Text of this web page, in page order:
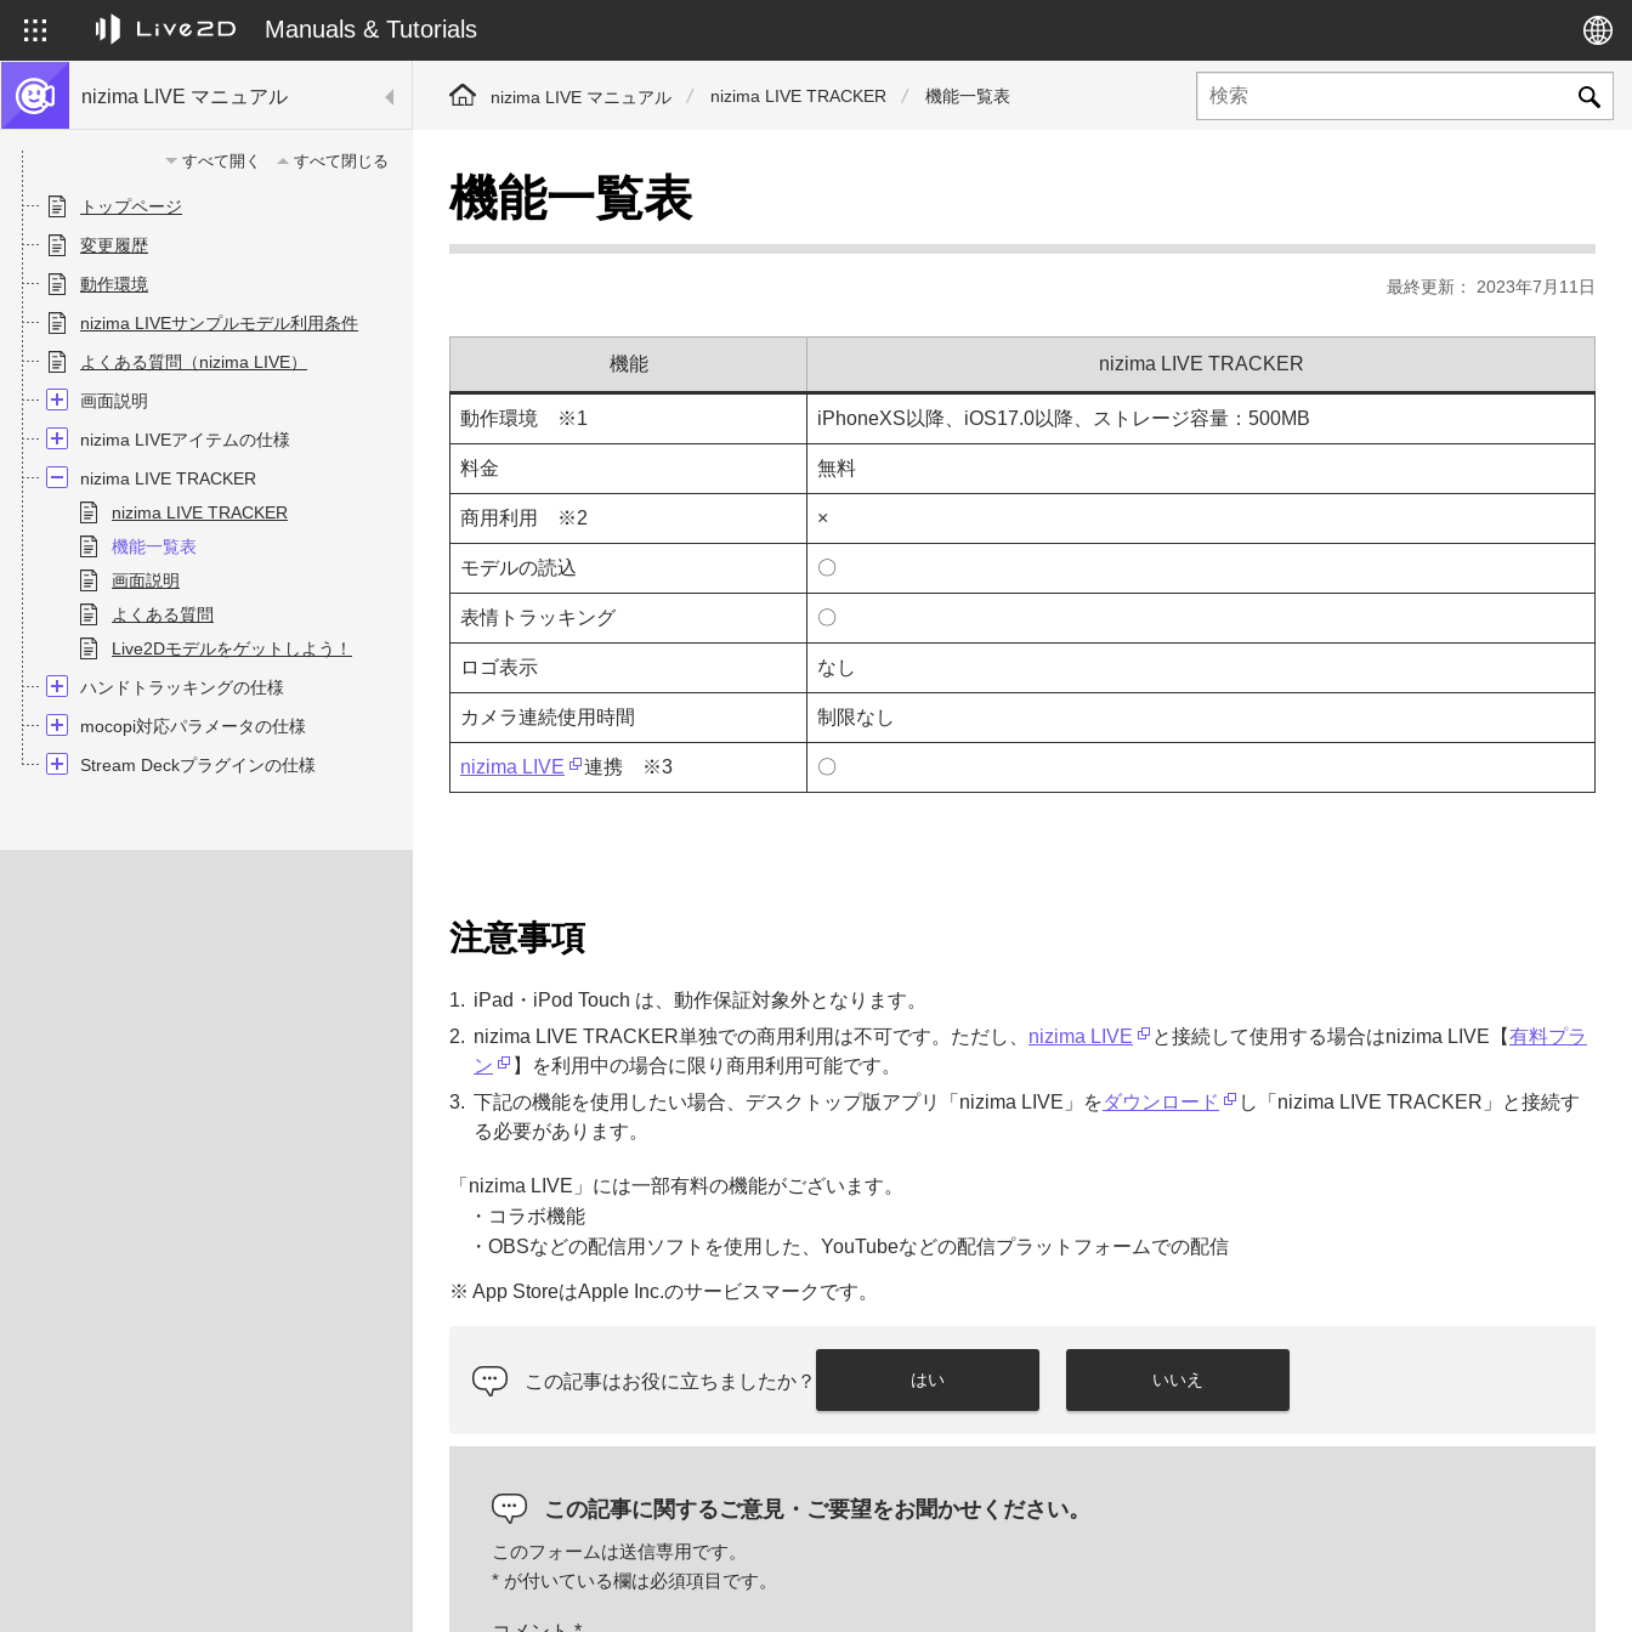
Manuals & Tutorials
nizima LIVE マニュアル
すべて開く すべて閉じる
トップページ
変更履歴
動作環境
nizima LIVEサンプルモデル利用条件
よくある質問（nizima LIVE）
画面説明
nizima LIVEアイテムの仕様
nizima LIVE TRACKER
nizima LIVE TRACKER
機能一覧表
画面説明
よくある質問
Live2Dモデルをゲットしよう！
ハンドトラッキングの仕様
mocopi対応パラメータの仕様
Stream Deckプラグインの仕様
nizima LIVE マニュアル nizima LIVE TRACKER 機能一覧表
機能一覧表
最終更新： 2023年7月11日
機能 nizima LIVE TRACKER
動作環境 ※1 iPhoneXS以降、iOS17.0以降、ストレージ容量：500MB
料金 無料
商用利用 ※2 ×
モデルの読込 〇
表情トラッキング 〇
ロゴ表示 なし
カメラ連続使用時間 制限なし
nizima LIVE 連携 ※3 〇
注意事項
iPad・iPod Touch は、動作保証対象外となります。
nizima LIVE TRACKER単独での商用利用は不可です。ただし、 nizima LIVE と接続して使用する場合はnizima LIVE【有料プラ
ン
】を利用中の場合に限り商用利用可能です。
下記の機能を使用したい場合、デスクトップ版アプリ「nizima LIVE」をダウンロード
し「nizima LIVE TRACKER」と接続す
る必要があります。
「nizima LIVE」には一部有料の機能がございます。
・コラボ機能
・OBSなどの配信用ソフトを使用した、YouTubeなどの配信プラットフォームでの配信
※ App StoreはApple Inc.のサービスマークです。
この記事はお役に立ちましたか？ はい いいえ
この記事に関するご意見・ ご要望をお聞かせください。
このフォームは送信専用です。
* が付いている欄は必須項目です。